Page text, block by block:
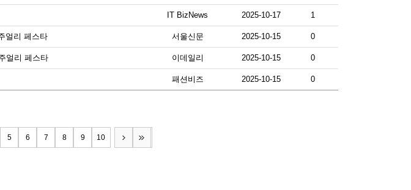
IT BizNews 2025-10-17 1
얼리 페스타 서울신문 2025-10-15 0
얼리 페스타 이데일리 2025-10-15 0
패션비즈 2025-10-15 0
5 6 7 8 9 10